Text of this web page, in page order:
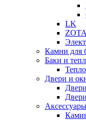
LK
ZOTA
Камни для
Баки и
Двери и